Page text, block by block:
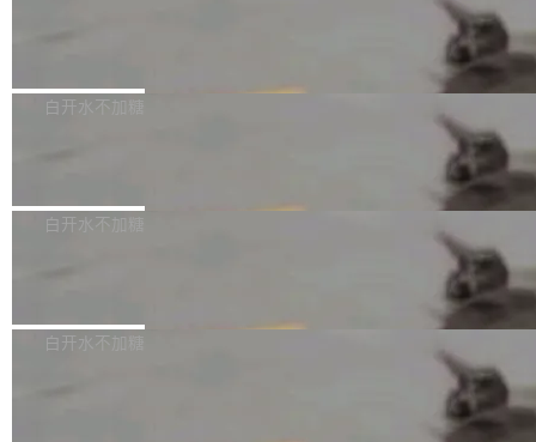
不得生成涉及安全性的关键变更，除非作者本身
36个月。 公告显示，本次宇树科技战略配售对
员工参与设立的专项资产管理计划。其中，Dee
获配9...
Bug fixes and enhancements 修复多次传递同
一个回归问题，该问题导致拉取镜像时会拒绝包
题，该问题可能导致在旧版 Linux 内核...
白开水不加糖
e 孵化器项目管理委员会（IPMC）投票中获得
P）！这一里程碑不仅标志着 Fluss 迈入新的发
白开水不加糖
长期停止内容更新，未能实现其作为“AI版维基百
白开水不加糖